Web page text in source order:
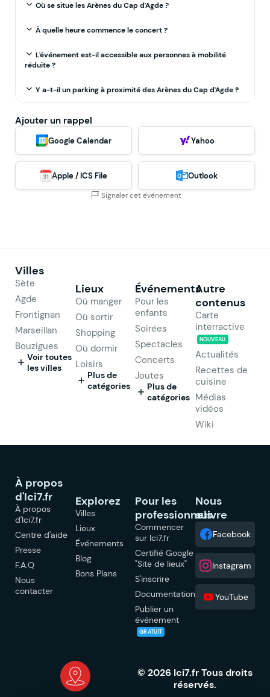
Où se situe les Arènes du Cap d'Agde ?
À quelle heure commence le concert ?
L'événement est-il accessible aux personnes à mobilité
réduite ?
Y a-t-il un parking à proximité des Arènes du Cap d'Agde ?
Ajouter un rappel
Google Calendar Yahoo
Apple / ICS File Outlook
Signaler cet événement
Villes
Sète
Agde
Frontignan
Marseillan
Bouzigues
Voir toutes
les villes
Lieux
Où manger
Où sortir
Shopping
Où dormir
Loisirs
Plus de
catégories
Événements
Pour les
enfants
Soirées
Spectacles
Concerts
Joutes
Plus de
catégories
Autre
contenus
Carte
interractive
NOUVEAU
Actualités
Recettes de
cuisine
Médias
vidéos
Wiki
À propos
d'Ici7.fr
À propos
d'Ici7.fr
Centre d'aide
Presse
F.A.Q
Nous
contacter
Explorez
Villes
Lieux
Événements
Blog
Bons Plans
Pour les
professionnels
Commencer
sur Ici7.fr
Certifié Google
"Site de lieux"
S'inscrire
Documentation
Publier un
événement
GRATUIT
Nous
suivre
Facebook
Instagram
YouTube
© 2026 Ici7.fr Tous droits
réservés.